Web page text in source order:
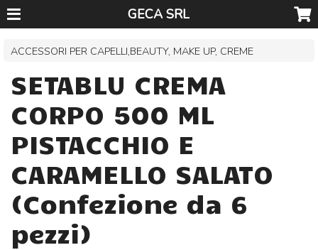
GECA SRL
ACCESSORI PER CAPELLI,BEAUTY, MAKE UP, CREME
SETABLU CREMA
CORPO 500 ML
PISTACCHIO E
CARAMELLO SALATO
(Confezione da 6
pezzi)